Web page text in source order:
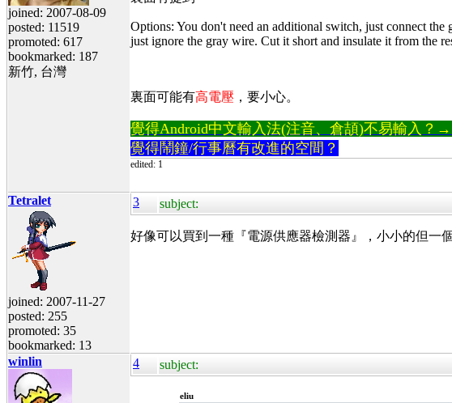
joined: 2007-08-09
posted: 11519
promoted: 617
bookmarked: 187
新竹, 台灣
Options: You don't need an additional switch, just connect
just ignore the gray wire. Cut it short and insulate it from the
裏面可能有高電壓 ，要小心。
覺得Android中文輸入法(注音、倉頡)不易輸入？→
覺得鬧鐘/行事曆有改進的空間？
edited: 1
Tetralet
joined: 2007-11-27
posted: 255
promoted: 35
bookmarked: 13
3 subject:
好像可以買到一種『電源供應器檢測器』，小小的但一
winlin 4 subject:
eliu